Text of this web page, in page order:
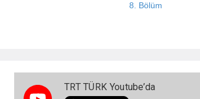
8. Bölüm
TRT TÜRK Youtube’da